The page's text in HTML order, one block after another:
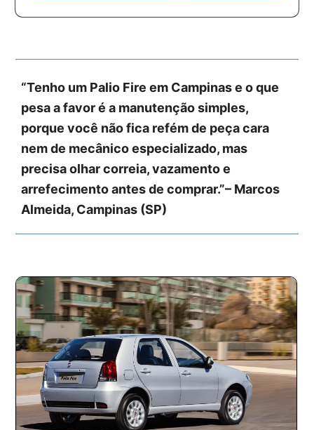
“Tenho um Palio Fire em Campinas e o que
pesa a favor é a manutenção simples,
porque você não fica refém de peça cara
nem de mecânico especializado, mas
precisa olhar correia, vazamento e
arrefecimento antes de comprar.”– Marcos
Almeida, Campinas (SP)